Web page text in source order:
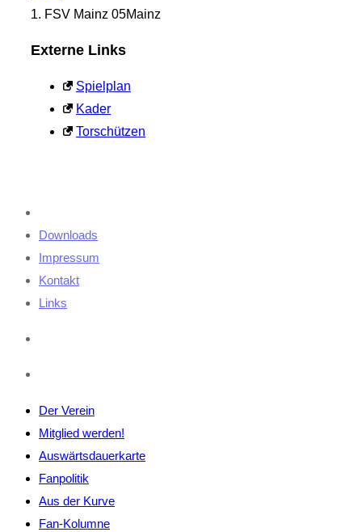
1. FSV Mainz 05Mainz
Externe Links
Spielplan
Kader
Torschützen
Downloads
Impressum
Kontakt
Links
Der Verein
Mitglied werden!
Auswärtsdauerkarte
Fanpolitik
Aus der Kurve
Fan-Kolumne